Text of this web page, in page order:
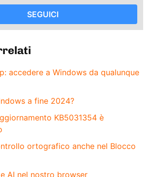
SEGUICI
accedere a Windows da qualunque
a fine 2024?
KB5031354 è
ortografico anche nel Blocco
AI nel nostro browser